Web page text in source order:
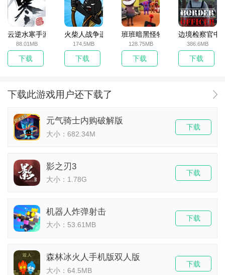
云逆水寒手游
88.01MB
下载
火柴人战争遗产无敌版
174.5MB
下载
班班暗黑怪物生存挑战5
128.75MB
下载
边境检察官中
386.6MB
下载
下载此游戏用户还下载了
元气骑士内购破解版
大小：682.34M
下载
影之刃3
大小：1.78G
下载
机器人炸弹射击
大小：53.61MB
下载
森林冰火人手机版双人版
大小：64.5MB
下载